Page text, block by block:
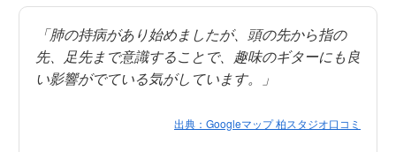
「肺の持病があり始めましたが、頭の先から指の
先、足先まで意識することで、趣味のギターにも良
い影響がでている気がしています。」
出典：Googleマップ 柏スタジオ口コミ